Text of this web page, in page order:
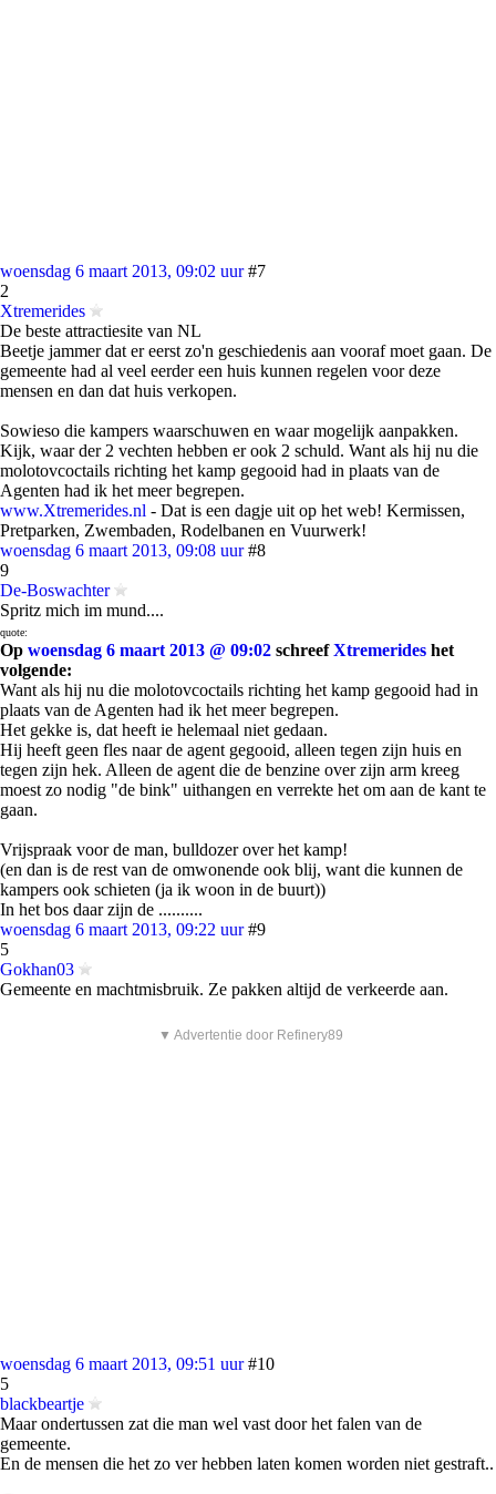
woensdag 6 maart 2013, 09:02 uur #7
2
Xtremerides
De beste attractiesite van NL
Beetje jammer dat er eerst zo'n geschiedenis aan vooraf moet gaan. De
gemeente had al veel eerder een huis kunnen regelen voor deze
mensen en dan dat huis verkopen.
Sowieso die kampers waarschuwen en waar mogelijk aanpakken.
Kijk, waar der 2 vechten hebben er ook 2 schuld. Want als hij nu die
molotovcoctails richting het kamp gegooid had in plaats van de
Agenten had ik het meer begrepen.
www.Xtremerides.nl - Dat is een dagje uit op het web! Kermissen,
Pretparken, Zwembaden, Rodelbanen en Vuurwerk!
woensdag 6 maart 2013, 09:08 uur #8
9
De-Boswachter
Spritz mich im mund....
quote:
Op woensdag 6 maart 2013 @ 09:02 schreefXtremerides het
volgende:
Want als hij nu die molotovcoctails richting het kamp gegooid had in
plaats van de Agenten had ik het meer begrepen.
Het gekke is, dat heeft ie helemaal niet gedaan.
Hij heeft geen fles naar de agent gegooid, alleen tegen zijn huis en
tegen zijn hek. Alleen de agent die de benzine over zijn arm kreeg
moest zo nodig "de bink" uithangen en verrekte het om aan de kant te
gaan.
Vrijspraak voor de man, bulldozer over het kamp!
(en dan is de rest van de omwonende ook blij, want die kunnen de
kampers ook schieten (ja ik woon in de buurt))
In het bos daar zijn de ..........
woensdag 6 maart 2013, 09:22 uur #9
5
Gokhan03
Gemeente en machtmisbruik. Ze pakken altijd de verkeerde aan.
▼ Advertentie door Refinery89
woensdag 6 maart 2013, 09:51 uur #10
5
blackbeartje
Maar ondertussen zat die man wel vast door het falen van de
gemeente.
En de mensen die het zo ver hebben laten komen worden niet gestraft..